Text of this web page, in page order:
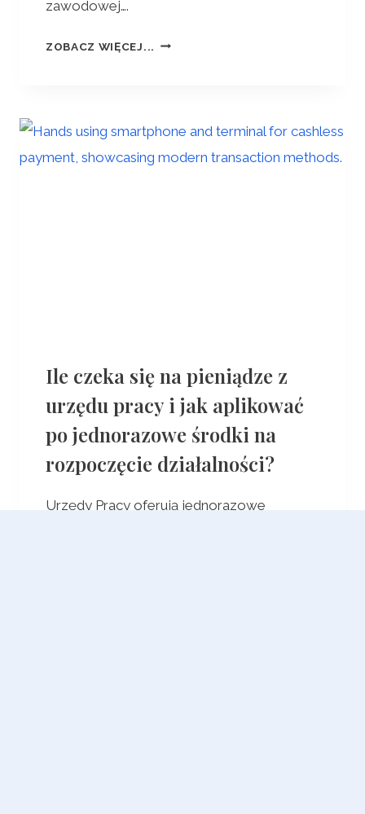
zawodowej….
ZOBACZ WIĘCEJ...
Ile czeka się na pieniądze z
urzędu pracy i jak aplikować
po jednorazowe środki na
rozpoczęcie działalności?
Urzędy Pracy oferują jednorazowe